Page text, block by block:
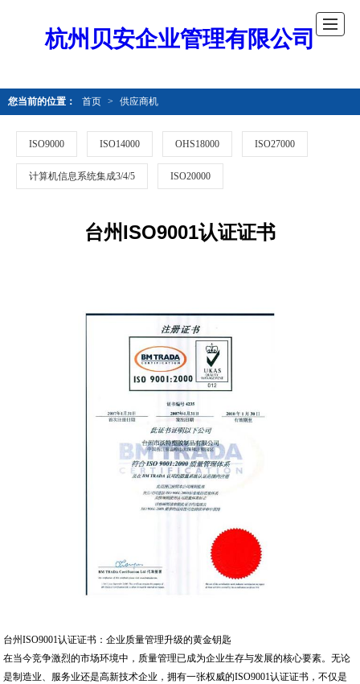
杭州贝安企业管理有限公司
您当前的位置： 首页 > 供应商机
ISO9000 ISO14000 OHS18000 ISO27000
计算机信息系统集成3/4/5 ISO20000
台州ISO9001认证证书
台州ISO9001认证证书：企业质量管理升级的黄金钥匙
在当今竞争激烈的市场环境中，质量管理已成为企业生存与发展的核心要素。无论
是制造业、服务业还是高新技术企业，拥有一张权威的ISO9001认证证书，不仅是